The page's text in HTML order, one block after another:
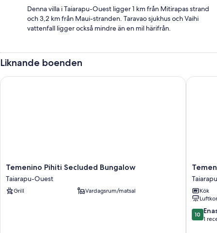
Denna villa i Taiarapu-Ouest ligger 1 km från Mitirapas strand
och 3,2 km från Maui-stranden. Taravao sjukhus och Vaihi
vattenfall ligger också mindre än en mil härifrån.
Liknande boenden
Temenino
Pihiti
Secluded
Bungalow
Temenino Pihiti Secluded Bungalow
Taiarapu-Ouest
Grill Vardagsrum/matsal
Temenino Pihiti Secluded Bungalow
Villa
Komako
Seaside
House
Ouest
Kök
10.0
av
10
1